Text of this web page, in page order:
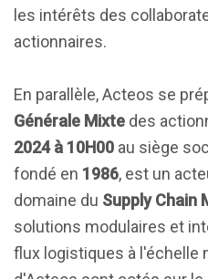
les intérêts des
actionnaires.
En parallèle, Acteos se
Générale Mixte des
2024 à 10H00 au siège
fondé en 1986, est un
domaine du Supply Chain
solutions modulaires et
flux logistiques à l'échelle